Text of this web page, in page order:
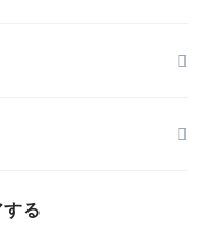
る